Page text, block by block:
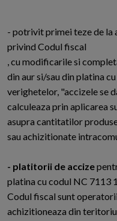
- potrivit primei teze de la
privind Codul fiscal
, cu modificarile si
din aur si/sau din platina
verighetelor, "accizele se
calculeaza prin aplicarea
asupra cantitatilor
sau achizitionate
- platitorii de accize
platina cu codul NC 7113
Codul fiscal sunt
achizitioneaza din